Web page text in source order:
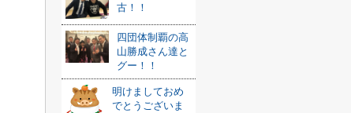
古！！
四団体制覇の高
山勝成さん達と
グー！！
明けましておめ
でとうございま